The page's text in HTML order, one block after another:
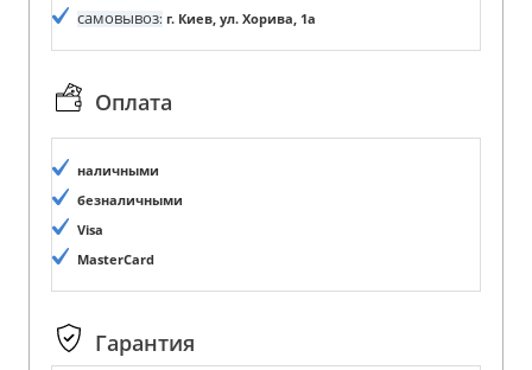
самовывоз: г. Киев, ул. Хорива, 1а
Оплата
наличными
безналичными
Visa
MasterCard
Гарантия